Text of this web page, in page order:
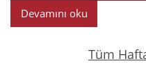
Devamını oku
Tüm